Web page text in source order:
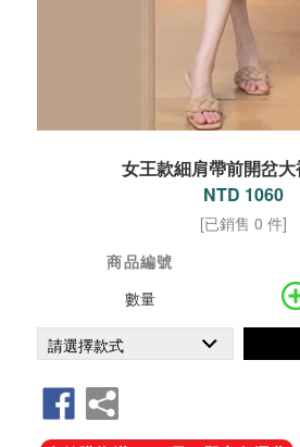
女王款細肩帶前開岔
NTD 1060
[已銷售 0 件]
商品編號
數量